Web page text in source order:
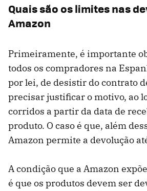
Quais são os limites nas
Amazon
Primeiramente, é importante
todos os compradores na
por lei, de desistir do contrato
precisar justificar o motivo, ao
corridos a partir da data de
produto. O caso é que, além
Amazon permite a devolução
A condição que a Amazon
é que os produtos devem ser